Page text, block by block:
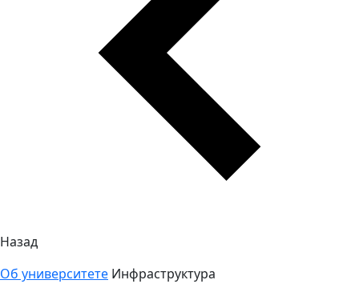
Назад
Об университете Инфраструктура